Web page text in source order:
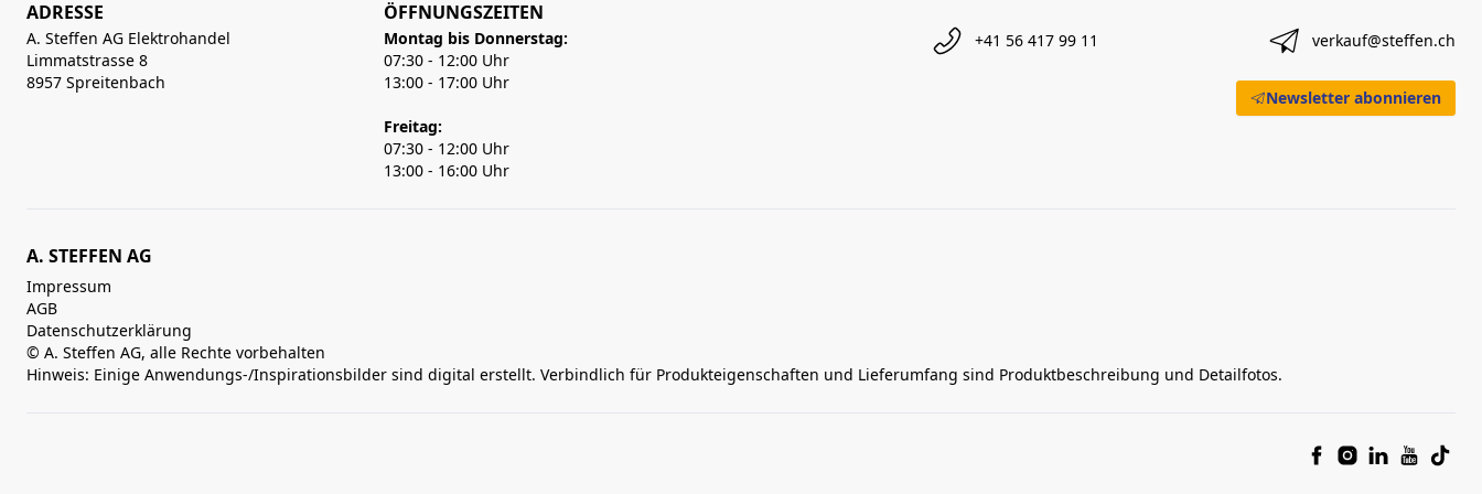
ADRESSE
A. Steffen AG Elektrohandel
Limmatstrasse 8
8957 Spreitenbach
ÖFFNUNGSZEITEN
Montag bis Donnerstag:
07:30 - 12:00 Uhr
13:00 - 17:00 Uhr
Freitag:
07:30 - 12:00 Uhr
13:00 - 16:00 Uhr
+41 56 417 99 11 verkauf@steffen.ch
Newsletter abonnieren
A. STEFFEN AG
Impressum
AGB
Datenschutzerklärung
© A. Steffen AG, alle Rechte vorbehalten
Hinweis: Einige Anwendungs-/Inspirationsbilder sind digital erstellt. Verbindlich für Produkteigenschaften und Lieferumfang sind Produktbeschreibung und Detailfotos.